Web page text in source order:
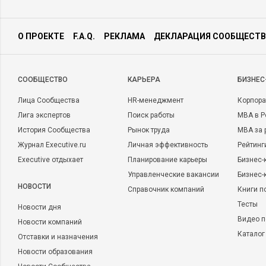
О ПРОЕКТЕ F.A.Q. РЕКЛАМА ДЕКЛАРАЦИЯ
CООБЩЕСТВО
Лица Сообщества
Лига экспертов
История Сообщества
Журнал Executive.ru
Executive отдыхает
НОВОСТИ
Новости дня
Новости компаний
Отставки и назначения
Новости образования
КАРЬЕРА
HR-менеджмент
Поиск работы
Рынок труда
Личная эффективность
Планирование карьеры
Управленческие вакансии
Справочник компаний
MBA в
MBA
Бизнес-
Книги
Тесты
Видео